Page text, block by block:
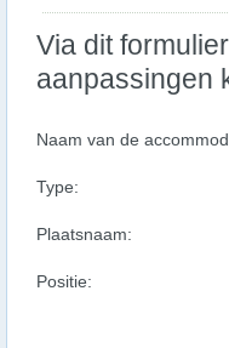
Via dit
aanpassingen
Naam van de
Type:
Plaatsnaam:
Positie: